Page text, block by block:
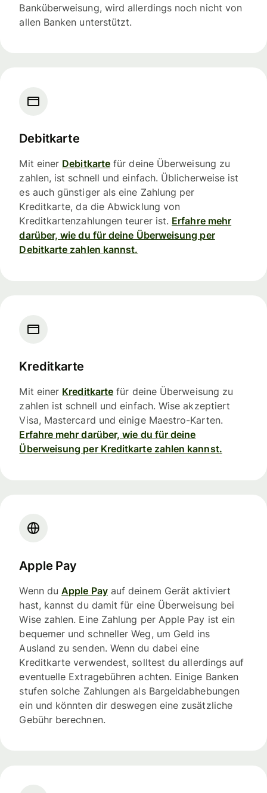
Banküberweisung, wird allerdings noch nicht von
allen Banken unterstützt.
Debitkarte
Mit einer Debitkarte für deine Überweisung zu
zahlen, ist schnell und einfach. Üblicherweise ist
es auch günstiger als eine Zahlung per
Kreditkarte, da die Abwicklung von
Kreditkartenzahlungen teurer ist. Erfahre mehr
darüber, wie du für deine Überweisung per
Debitkarte zahlen kannst.
Kreditkarte
Mit einer Kreditkarte für deine Überweisung zu
zahlen ist schnell und einfach. Wise akzeptiert
Visa, Mastercard und einige Maestro-Karten.
Erfahre mehr darüber, wie du für deine
Überweisung per Kreditkarte zahlen kannst.
Apple Pay
Wenn duApple Payauf deinem Gerät aktiviert
hast, kannst du damit für eine Überweisung bei
Wise zahlen. Eine Zahlung per Apple Pay ist ein
bequemer und schneller Weg, um Geld ins
Ausland zu senden. Wenn du dabei eine
Kreditkarte verwendest, solltest du allerdings auf
eventuelle Extragebühren achten. Einige Banken
stufen solche Zahlungen als Bargeldabhebungen
ein und könnten dir deswegen eine zusätzliche
Gebühr berechnen.